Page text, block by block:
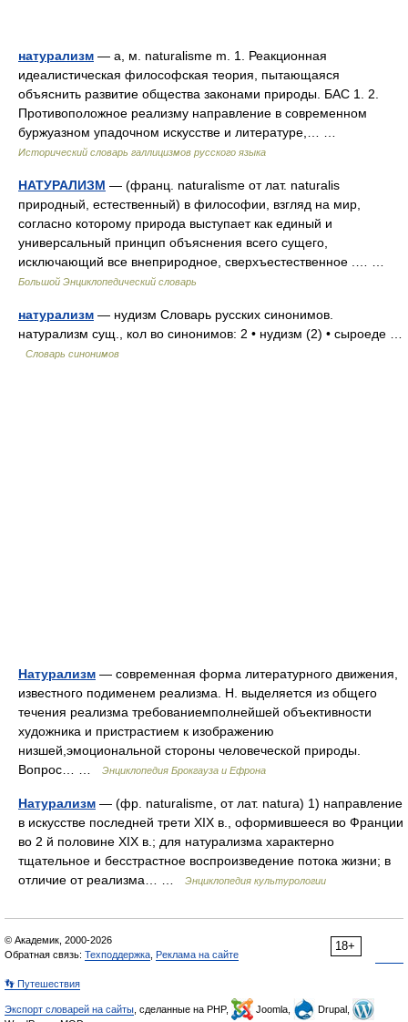
натурализм — а, м. naturalisme m. 1. Реакционная
идеалистическая философская теория, пытающаяся
объяснить развитие общества законами природы. БАС 1. 2.
Противоположное реализму направление в современном
буржуазном упадочном искусстве и литературе,… …
Исторический словарь галлицизмов русского языка
НАТУРАЛИЗМ — (франц. naturalisme от лат. naturalis
природный, естественный) в философии, взгляд на мир,
согласно которому природа выступает как единый и
универсальный принцип объяснения всего сущего,
исключающий все внеприродное, сверхъестественное .… …
Большой Энциклопедический словарь
натурализм — нудизм Словарь русских синонимов.
натурализм сущ., кол во синонимов: 2 • нудизм (2) • сыроеде …
Словарь синонимов
Натурализм — современная форма литературного движения,
известного подименем реализма. Н. выделяется из общего
течения реализма требованиемполнейшей объективности
художника и пристрастием к изображению
низшей,эмоциональной стороны человеческой природы.
Вопрос… …
Энциклопедия Брокгауза и Ефрона
Натурализм — (фр. naturalisme, от лат. natura) 1) направление
в искусстве последней трети XIX в., оформившееся во Франции
во 2 й половине XIX в.; для натурализма характерно
тщательное и бесстрастное воспроизведение потока жизни; в
отличие от реализма… …
Энциклопедия культурологии
18+
© Академик, 2000-2026
Обратная связь: Техподдержка Реклама на сайте
👣 Путешествия
Экспорт словарей на сайты , сделанные на PHP, Joomla,
Drupal,